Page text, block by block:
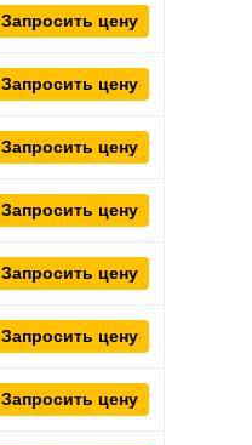
Запросить цену
Запросить цену
Запросить цену
Запросить цену
Запросить цену
Запросить цену
Запросить цену